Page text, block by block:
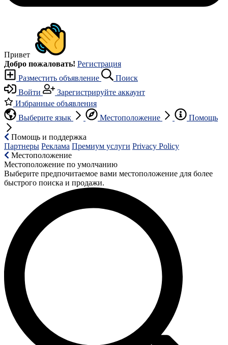
Привет
Добро пожаловать! Регистрация
Разместить объявление
Поиск
Войти
Зарегистрируйте аккаунт
Избранные объявления
Выберите язык
Местоположение Помощь
Помощь и поддержка
Партнеры Реклама Премиум услуги Privacy Policy
Местоположение
Местоположение по умолчанию
Выберите предпочитаемое вами местоположение для более
быстрого поиска и продажи.